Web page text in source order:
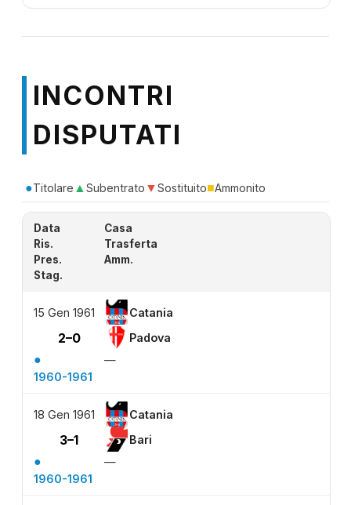
INCONTRI
DISPUTATI
●Titolare ▲Subentrato ▼Sostituito■Ammonito
Data
Casa
Ris.
Trasferta
Pres.
Amm.
Stag.
15 Gen 1961 Catania
2–0 Padova
●
—
1960-1961
18 Gen 1961 Catania
3–1 Bari
●
—
1960-1961